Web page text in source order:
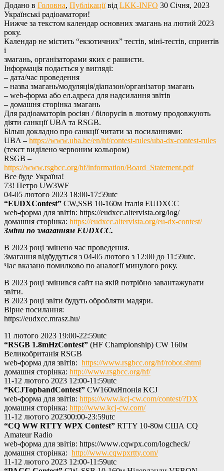
Додано в Головна, Публікаціївід LKK-INFO 30 Січня, 2023
Українські радіоаматори!
Нижче за текстом календар основних змагань на лютий 2023
року.
Календар не містить “екзотичних” тестів, міні-тестів, спринтів
і
змагань, організаторами яких є рашисти.
Інформація подається у вигляді:
– дата/час проведення
– назва змагань/модуляція/діапазон/організатор змагань
– web-форма або ел.адреса для надсилання звітів
– домашня сторінка змагань
Для радіоаматорів росіян / білорусів в лютому продовжують
діяти санкції UBA та RSGB.
Більш докладно про санкції читати за посиланнями:
UBA – https://www.uba.be/en/hf/contest-rules/uba-dx-contest-rules
(текст виділено червоним кольором)
RSGB –
https://www.rsgbcc.org/hf/information/Board_Statement.pdf
Все буде Україна!
73! Петро UW3WF
04-05 лютого 2023 18:00-17:59utc
“EUDXContest” CW,SSB 10-160м Італія EUDXCC
web-форма для звітів: https://eudxcc.altervista.org/log/
домашня сторінка: https://eudxcc.altervista.org/eu-dx-contest/
Зміни по змаганням EUDXCC.
В 2023 році змінено час проведення.
Змагання відбудуться з 04-05 лютого з 12:00 до 11:59utc.
Час вказано помилково по аналогії минулого року.
В 2023 році змінився сайт на якій потрібно завантажувати
звіти.
В 2023 році звіти будуть обробляти мадяри.
Вірне посилання:
https://eudxcc.mrasz.hu/
11 лютого 2023 19:00-22:59utc
“RSGB 1.8mHzContest” (HF Championship) CW 160м
Великобританія RSGB
web-форма для звітів: https://www.rsgbcc.org/hf/robot.shtml
домашня сторінка: http://www.rsgbcc.org/hf/
11-12 лютого 2023 12:00-11 :59utc
“KCJTopbandContest” CW160мЯпонія KCJ
web-форма для звітів: https://www.kcj-cw.com/contest/?DX
домашня сторінка: http://www.kcj-cw.com/
11-12 лютого 202300:00-23:59utc
“CQ WW RTTY WPX Contest” RTTY 10-80м США CQ
Amateur Radio
web-форма для звітів: https://www.cqwpx.com/logcheck/
домашня сторінка: http://www.cqwpxrtty.com/
11-12 лютого 2023 12:00-11 :59utc